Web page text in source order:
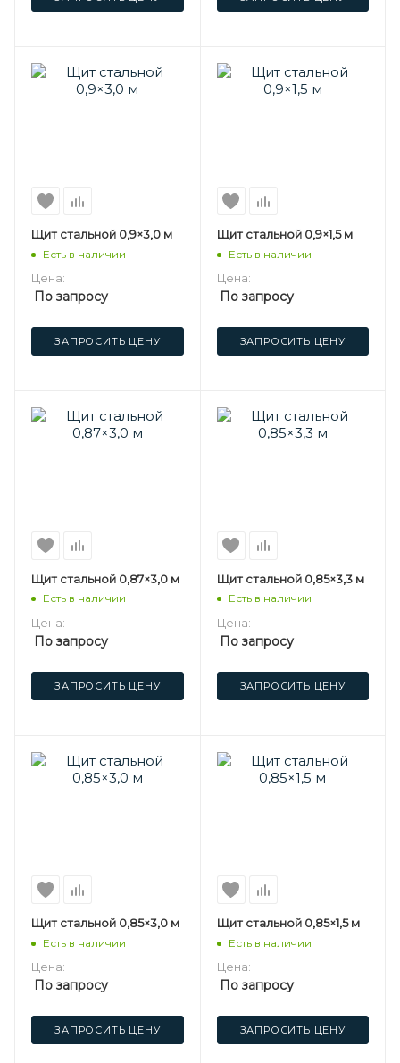
Щит стальной 0,9×3,0 м
Есть в наличии
Цена:
По запросу
ЗАПРОСИТЬ ЦЕНУ
Щит стальной 0,9×1,5 м
Есть в наличии
Цена:
По запросу
ЗАПРОСИТЬ ЦЕНУ
Щит стальной 0,87×3,0 м
Есть в наличии
Цена:
По запросу
ЗАПРОСИТЬ ЦЕНУ
Щит стальной 0,85×3,3 м
Есть в наличии
Цена:
По запросу
ЗАПРОСИТЬ ЦЕНУ
Щит стальной 0,85×3,0 м
Есть в наличии
Цена:
По запросу
ЗАПРОСИТЬ ЦЕНУ
Щит стальной 0,85×1,5 м
Есть в наличии
Цена:
По запросу
ЗАПРОСИТЬ ЦЕНУ